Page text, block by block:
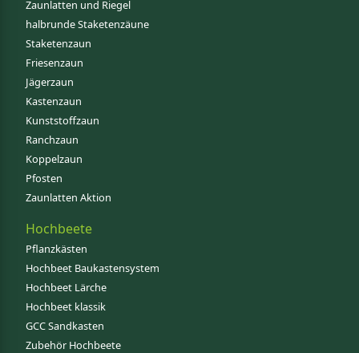
Zaunlatten und Riegel
halbrunde Staketenzäune
Staketenzaun
Friesenzaun
Jägerzaun
Kastenzaun
Kunststoffzaun
Ranchzaun
Koppelzaun
Pfosten
Zaunlatten Aktion
Hochbeete
Pflanzkästen
Hochbeet Baukastensystem
Hochbeet Lärche
Hochbeet klassik
GCC Sandkasten
Zubehör Hochbeete